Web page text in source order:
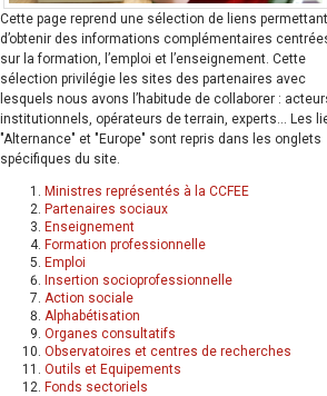
Cette page reprend une sélection de liens permettant
d’obtenir des informations complémentaires
sur la formation, l’emploi et l’enseignement. Cette
sélection privilégie les sites des partenaires avec
lesquels nous avons l’habitude de collaborer :
institutionnels, opérateurs de terrain, experts… Les
"Alternance" et "Europe" sont repris dans les onglets
spécifiques du site.
Ministres représentés à la CCFEE
Partenaires sociaux
Enseignement
Formation professionnelle
Emploi
Insertion socioprofessionnelle
Action sociale
Alphabétisation
Organes consultatifs
Observatoires et centres de recherches
Outils et Equipements
Fonds sectoriels